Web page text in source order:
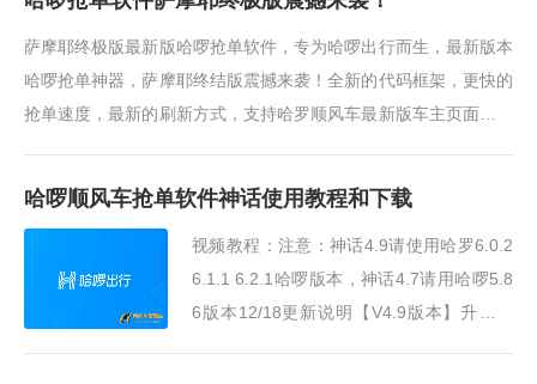
PC内部PC和···
萨摩耶终极版最新版哈啰抢单软件，专为哈啰出行而生，最新版本
哈啰抢单神器，萨摩耶终结版震撼来袭！全新的代码框架，更快的
抢单速度，最新的刷新方式，支持哈罗顺风车最新版车主页面，萨
哈啰顺风车抢单软件神话使用教程和下载
视频教程：注意：神话4.9请使用哈罗6.0.2
6.1.1 6.2.1哈啰版本，神话4.7请用哈啰5.8
6版本12/18更新说明【V4.9版本】升级版